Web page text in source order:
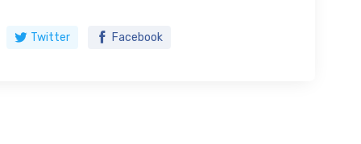
Twitter Facebook